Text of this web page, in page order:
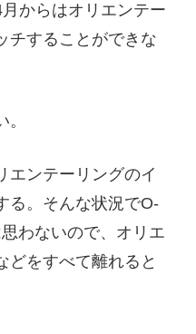
からはオリエンテー
チすることができな
エンテーリングのイ
る。そんな状況でO-
わないので、オリエ
どをすべて離れると